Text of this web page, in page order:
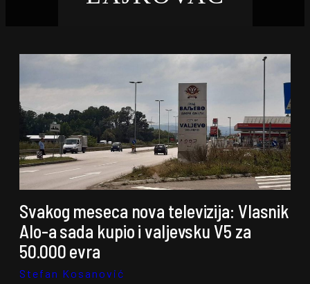
Svakog meseca nova televizija: Vlasnik
Alo-a sada kupio i valjevsku V5 za
50.000 evra
Stefan Kosanović